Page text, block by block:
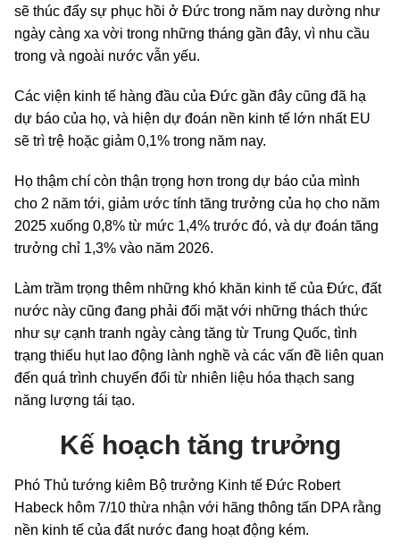
sẽ thúc đẩy sự phục hồi ở Đức trong năm nay dường như
ngày càng xa vời trong những tháng gần đây, vì nhu cầu
trong và ngoài nước vẫn yếu.
Các viện kinh tế hàng đầu của Đức gần đây cũng đã hạ
dự báo của họ, và hiện dự đoán nền kinh tế lớn nhất EU
sẽ trì trệ hoặc giảm 0,1% trong năm nay.
Họ thậm chí còn thận trọng hơn trong dự báo của mình
cho 2 năm tới, giảm ước tính tăng trưởng của họ cho năm
2025 xuống 0,8% từ mức 1,4% trước đó, và dự đoán tăng
trưởng chỉ 1,3% vào năm 2026.
Làm trầm trọng thêm những khó khăn kinh tế của Đức, đất
nước này cũng đang phải đối mặt với những thách thức
như sự cạnh tranh ngày càng tăng từ Trung Quốc, tình
trạng thiếu hụt lao động lành nghề và các vấn đề liên quan
đến quá trình chuyển đổi từ nhiên liệu hóa thạch sang
năng lượng tái tạo.
Kế hoạch tăng trưởng
Phó Thủ tướng kiêm Bộ trưởng Kinh tế Đức Robert
Habeck hôm 7/10 thừa nhận với hãng thông tấn DPA rằng
nền kinh tế của đất nước đang hoạt động kém.